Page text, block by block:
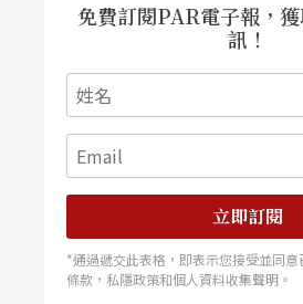
免費訂閱PAR電子報，
訊！
立即訂閱
*通過遞交此表格，即表示您接受並同
條款，私隱政策和個人資料收集聲明。